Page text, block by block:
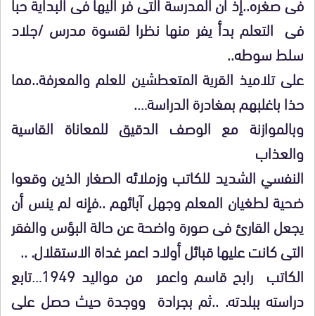
فى التعلم بدأ يفر منها نظرا لقسوة مدرس /جلاد
سلط سوطه..
على تلاميذ القرية المتعطشين للعلم والمعرفة..مما
حذا باغلبهم بمغادرة الدراسة….
وبالموازنة مع الوصف الدقيق للمعاناة القاسية
والعذاب
النفسي الشديد للكاتب وزملائه الصغار الذين وقعوا
ضحية لطغيان المعلم وجهل آبائهم ..فإنه لم ينس أن
يجعل القارئ فى صورة واضحة عن حالة البؤس والفقر
التى كانت عليها قبائل أولاد اعمر غداة الاستقلال. ..
الكاتب رابح قاسم واعمر من مواليد 1949…تابع
دراسته ببلدته. ..ثم بجرادة ووجدة حيث حصل على